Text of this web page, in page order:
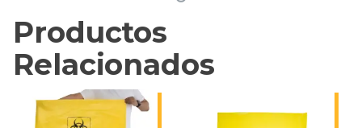
Productos
Relacionados